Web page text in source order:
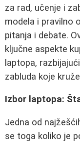
za rad, učenje i
modela i pravilno
pitanja i debate.
ključne aspekte
laptopa,
zabluda koje
Izbor laptopa:
Jedna od
se toga koliko je